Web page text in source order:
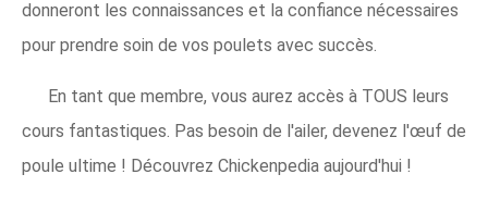
donneront les connaissances et la confiance nécessaires
pour prendre soin de vos poulets avec succès.
En tant que membre, vous aurez accès à TOUS leurs
cours fantastiques. Pas besoin de l'ailer, devenez l'œuf de
poule ultime ! Découvrez Chickenpedia aujourd'hui !